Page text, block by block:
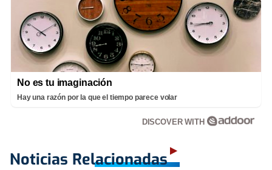
No es tu imaginación
Hay una razón por la que el tiempo parece volar
DISCOVER WITH
Noticias Relacionadas